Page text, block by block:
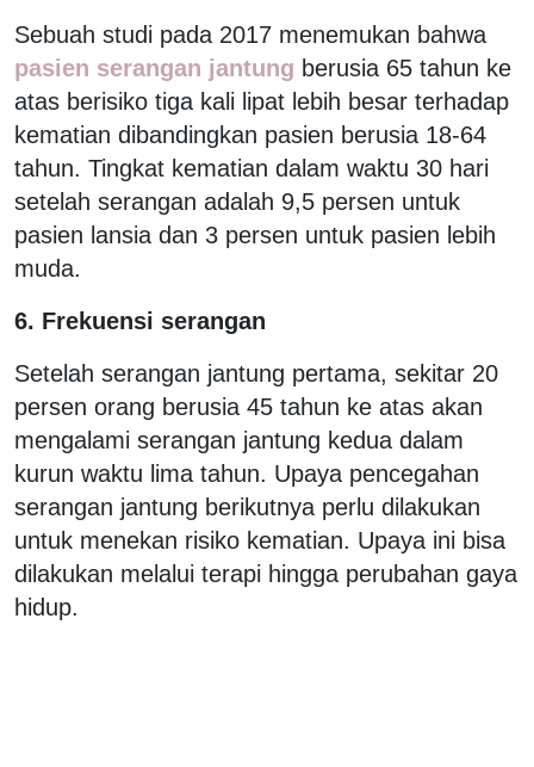
Sebuah studi pada 2017 menemukan bahwa
pasien serangan jantung berusia 65 tahun ke
atas berisiko tiga kali lipat lebih besar terhadap
kematian dibandingkan pasien berusia 18-64
tahun. Tingkat kematian dalam waktu 30 hari
setelah serangan adalah 9,5 persen untuk
pasien lansia dan 3 persen untuk pasien lebih
muda.
6. Frekuensi serangan
Setelah serangan jantung pertama, sekitar 20
persen orang berusia 45 tahun ke atas akan
mengalami serangan jantung kedua dalam
kurun waktu lima tahun. Upaya pencegahan
serangan jantung berikutnya perlu dilakukan
untuk menekan risiko kematian. Upaya ini bisa
dilakukan melalui terapi hingga perubahan gaya
hidup.